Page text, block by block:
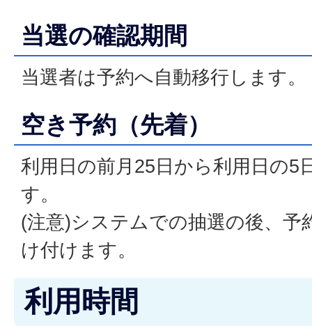
当選の確認期間
当選者は予約へ自動移行します。
空き予約（先着）
利用日の前月25日から利用日の5
す。
(注意)システムでの抽選の後、予
け付けます。
利用時間